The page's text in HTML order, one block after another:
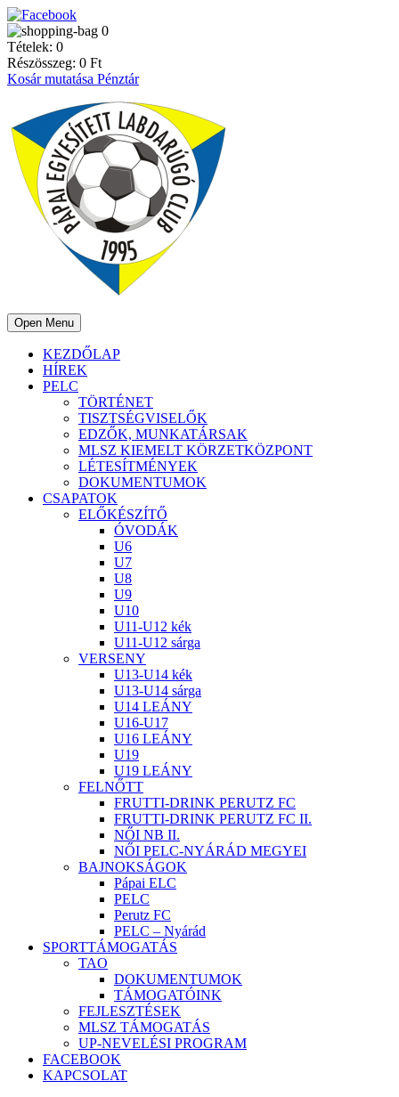
0
Tételek: 0
Részösszeg: 0 Ft
Kosár mutatása Pénztár
Open Menu
KEZDŐLAP
HÍREK
PELC
TÖRTÉNET
TISZTSÉGVISELŐK
EDZŐK, MUNKATÁRSAK
MLSZ KIEMELT KÖRZETKÖZPONT
LÉTESÍTMÉNYEK
DOKUMENTUMOK
CSAPATOK
ELŐKÉSZÍTŐ
ÓVODÁK
U6
U7
U8
U9
U10
U11-U12 kék
U11-U12 sárga
VERSENY
U13-U14 kék
U13-U14 sárga
U14 LEÁNY
U16-U17
U16 LEÁNY
U19
U19 LEÁNY
FELNŐTT
FRUTTI-DRINK PERUTZ FC
FRUTTI-DRINK PERUTZ FC II.
NŐI NB II.
NŐI PELC-NYÁRÁD MEGYEI
BAJNOKSÁGOK
Pápai ELC
PELC
Perutz FC
PELC – Nyárád
SPORTTÁMOGATÁS
TAO
DOKUMENTUMOK
TÁMOGATÓINK
FEJLESZTÉSEK
MLSZ TÁMOGATÁS
UP-NEVELÉSI PROGRAM
FACEBOOK
KAPCSOLAT